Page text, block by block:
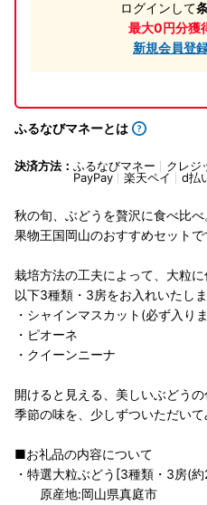
ログインして
最大0円分獲
新規会員登
ふるなびマネーとは
決済方法： ふるなびマネー クレジ
PayPay
楽天ペイ d払
秋の旬、ぶどうを贅沢に食べ比べ
果物王国岡山のおすすめセットで
栽培方法の工夫によって、大粒に
以下3種類・3房をお入れいたしま
・シャインマスカット(必ず入り
・ピオーネ
・クイーンニーナ
開けると見える、美しいぶどうの
季節の味を、少しずついただい
■お礼品の内容について
・特選大粒ぶどう[3種類・3房(
原産地:岡山県真庭市